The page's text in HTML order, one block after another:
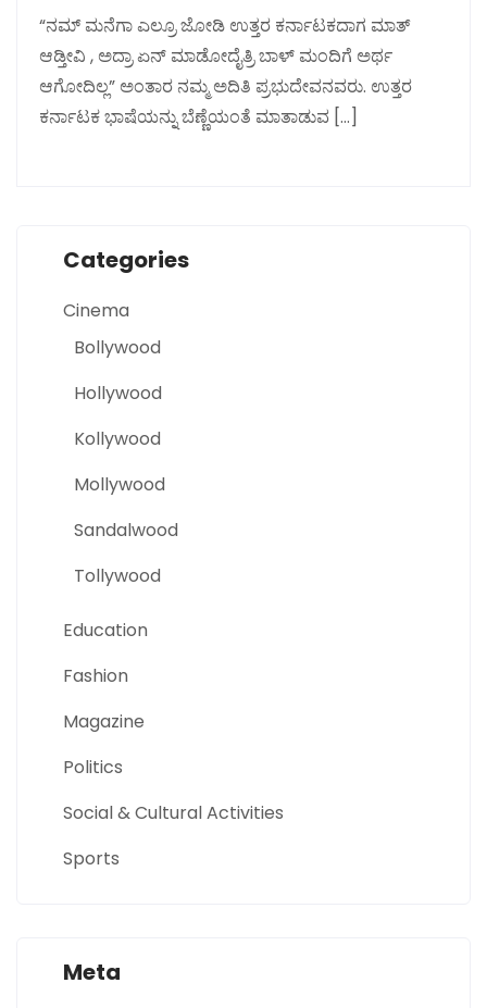
“ನಮ್ ಮನೆಗಾ ಎಲ್ರೂ ಜೋಡಿ ಉತ್ತರ ಕರ್ನಾಟಕದಾಗ ಮಾತ್
ಆಡ್ತೀವಿ , ಅದ್ರಾ ಏನ್ ಮಾಡೋದೈತ್ರಿ ಬಾಳ್ ಮಂದಿಗೆ ಅರ್ಥ
ಆಗೋದಿಲ್ಲ” ಅಂತಾರ ನಮ್ಮ ಅದಿತಿ ಪ್ರಭುದೇವನವರು. ಉತ್ತರ
ಕರ್ನಾಟಕ ಭಾಷೆಯನ್ನು ಬೆಣ್ಣೆಯಂತೆ ಮಾತಾಡುವ […]
Categories
Cinema
Bollywood
Hollywood
Kollywood
Mollywood
Sandalwood
Tollywood
Education
Fashion
Magazine
Politics
Social & Cultural Activities
Sports
Meta